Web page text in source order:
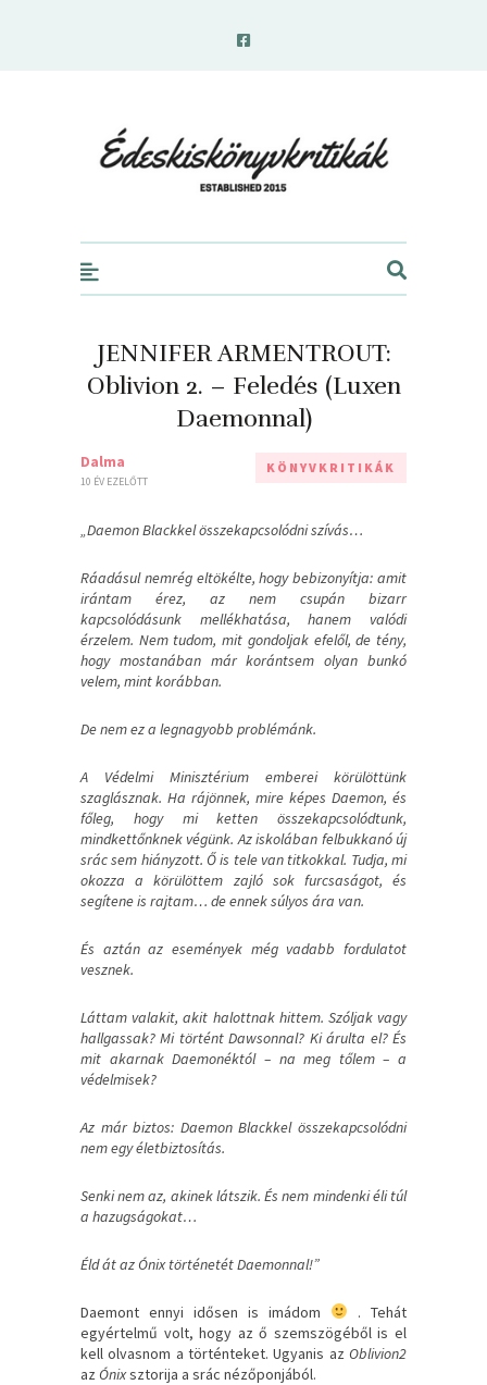
JENNIFER ARMENTROUT:
Oblivion 2. – Feledés (Luxen
Daemonnal)
Dalma
10 ÉV EZELŐTT
KÖNYVKRITIKÁK
„Daemon Blackkel összekapcsolódni szívás…
Ráadásul nemrég eltökélte, hogy bebizonyítja: amit
irántam érez, az nem csupán bizarr
kapcsolódásunk mellékhatása, hanem valódi
érzelem. Nem tudom, mit gondoljak efelől, de tény,
hogy mostanában már korántsem olyan bunkó
velem, mint korábban.
De nem ez a legnagyobb problémánk.
A Védelmi Minisztérium emberei körülöttünk
szaglásznak. Ha rájönnek, mire képes Daemon, és
főleg, hogy mi ketten összekapcsolódtunk,
mindkettőnknek végünk. Az iskolában felbukkanó új
srác sem hiányzott. Ő is tele van titkokkal. Tudja, mi
okozza a körülöttem zajló sok furcsaságot, és
segítene is rajtam… de ennek súlyos ára van.
És aztán az események még vadabb fordulatot
vesznek.
Láttam valakit, akit halottnak hittem. Szóljak vagy
hallgassak? Mi történt Dawsonnal? Ki árulta el? És
mit akarnak Daemonéktól – na meg tőlem – a
védelmisek?
Az már biztos: Daemon Blackkel összekapcsolódni
nem egy életbiztosítás.
Senki nem az, akinek látszik. És nem mindenki éli túl
a hazugságokat…
Éld át az Ónix történetét Daemonnal!”
Daemont ennyi idősen is imádom
. Tehát
egyértelmű volt, hogy az ő szemszögéből is el
kell olvasnom a történteket. Ugyanis az Oblivion2
az Ónixsztorija a srác nézőponjából.